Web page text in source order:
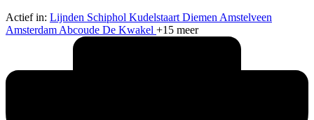
Actief in: Lijnden Schiphol Kudelstaart Diemen Amstelveen
Amsterdam Abcoude De Kwakel +15 meer